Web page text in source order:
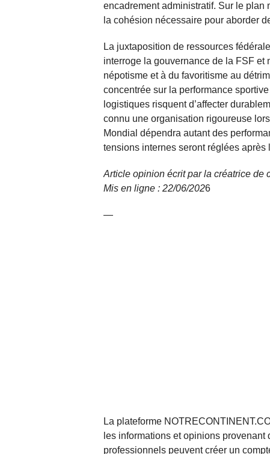
encadrement administratif. Sur le plan
la cohésion nécessaire pour aborder
La juxtaposition de ressources
interroge la gouvernance de la FSF
népotisme et à du favoritisme au
concentrée sur la performance
logistiques risquent d’affecter
connu une organisation rigoureuse
Mondial dépendra autant des
tensions internes seront réglées après
Article opinion écrit par la créatrice de
Mis en ligne : 22/06/2026
—
La plateforme
les informations et opinions
professionnels peuvent créer un